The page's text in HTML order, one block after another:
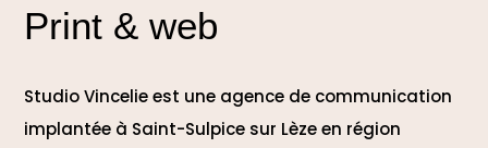
Print & web
Studio Vincelie est une agence de communication
implantée à Saint-Sulpice sur Lèze en région